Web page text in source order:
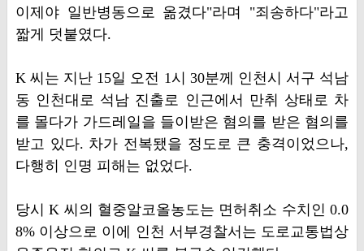
이제야 일반병동으로 옮겼다"라며 "죄송하다"라고
짧게 덧붙였다.
K 씨는 지난 15일 오전 1시 30분께 인천시 서구 석남
동 인천대로 석남 진출로 인근에서 만취 상태로 차
를 몰다가 가드레일을 들이받은 혐의를 받은 혐의를
받고 있다. 차가 전복됐을 정도로 큰 충격이었으나,
다행히 인명 피해는 없었다.
당시 K 씨의 혈중알코올농도는 면허취소 수치인 0.0
8% 이상으로 이에 인천 서부경찰서는 도로교통법상